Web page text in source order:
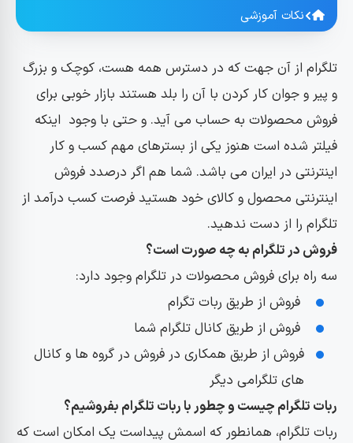
نکات آموزشی
تلگرام از آن جهت که در دسترس همه هست، کوچک و بزرگ
و پیر و جوان کار کردن با آن را بلد هستند بازار خوبی برای
فروش محصولات به حساب می آید. و حتی با وجود اینکه
فیلتر شده است هنوز یکی از بسترهای مهم کسب و کار
اینترنتی در ایران می باشد. شما هم اگر درصدد فروش
اینترنتی محصول و کالای خود هستید فرصت کسب درآمد از
تلگرام را از دست ندهید.
فروش در تلگرام به چه صورت است؟
سه راه برای فروش محصولات در تلگرام وجود دارد:
فروش از طریق ربات تگرام
فروش از طریق کانال تلگرام شما
فروش از طریق همکاری در فروش در گروه ها و کانال
های تلگرامی دیگر
ربات تلگرام چیست و چطور با ربات تلگرام بفروشیم؟
ربات تلگرام، همانطور که اسمش پیداست یک امکان است که